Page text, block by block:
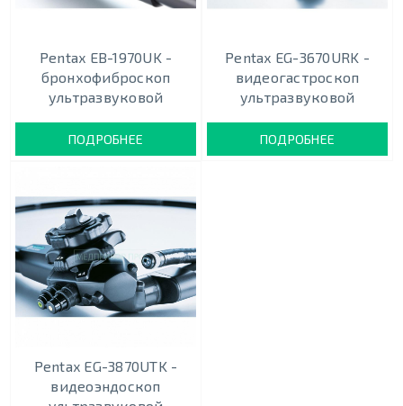
Pentax EB-1970UK -
бронхофиброскоп
ультразвуковой
ПОДРОБНЕЕ
Pentax EG-3670URK -
видеогастроскоп
ультразвуковой
ПОДРОБНЕЕ
Pentax EG-3870UTK -
видеоэндоскоп